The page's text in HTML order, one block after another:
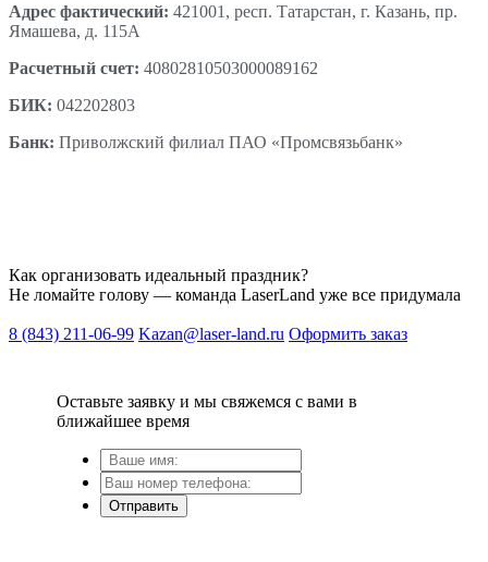
Адрес фактический: 421001, респ. Татарстан, г. Казань, пр.
Ямашева, д. 115А
Расчетный счет: 40802810503000089162
БИК: 042202803
Банк: Приволжский филиал ПАО «Промсвязьбанк»
Как организовать идеальный праздник?
Не ломайте голову — команда LaserLand уже все придумала
8 (843) 211-06-99 Kazan@laser-land.ru Оформить заказ
Оставьте заявку и мы свяжемся с вами в
ближайшее время
Отправить